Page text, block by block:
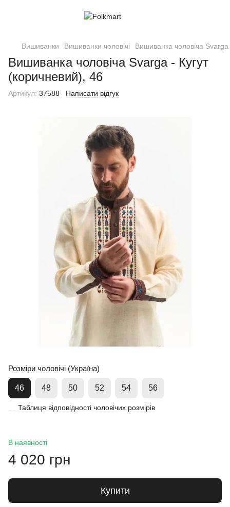
Вишиванки Вишиванки чоловічі Вишиванка чоловіча
Вишиванка чоловіча Svarga - Кугут
(коричневий), 46
Артикул: 37588 Написати відгук
Розміри чоловічі (Україна)
46 48 50 52 54 56
Таблиця відповідності чоловічих розмірів
В наявності
4 020 грн
Купити